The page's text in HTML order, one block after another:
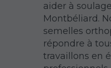
aider à
Montbéliard.
semelles
répondre à
travaillons en